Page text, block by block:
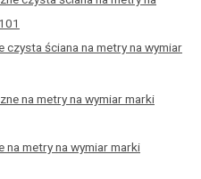
czysta ściana na metry na wymiar
na metry na wymiar marki